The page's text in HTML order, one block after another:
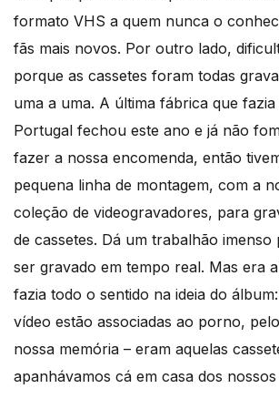
formato VHS a quem nunca o
fãs mais novos. Por outro lado,
porque as cassetes foram todas
uma a uma. A última fábrica que
Portugal fechou este ano e já não
fazer a nossa encomenda, então
pequena linha de montagem, com a
coleção de videogravadores, para
de cassetes. Dá um trabalhão imenso
ser gravado em tempo real. Mas era
fazia todo o sentido na ideia do
vídeo estão associadas ao porno,
nossa memória – eram aquelas
apanhávamos cá em casa dos